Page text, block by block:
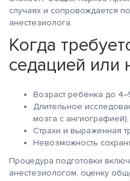
случаях и сопровождается
анестезиолога.
Когда
седацией или
Возраст ребёнка до
Длительное
мозга с ангиографией);
Страхи и выраженная
Невозможность
Процедура подготовки
анестезиологом, оценку